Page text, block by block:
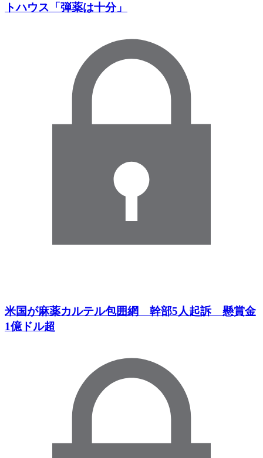
トハウス「弾薬は十分」
米国が麻薬カルテル包囲網 幹部5人起訴 懸賞金
1億ドル超